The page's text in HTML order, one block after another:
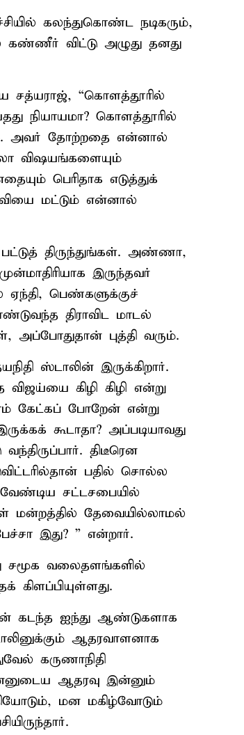
கலந்துகொண்ட நடிகரும்,
கண்ணீர் விட்டு அழுது தனது
சத்யராஜ், “கொளத்தூரில்
நியாயமா? கொளத்தூரில்
அவர் தோற்றதை என்னால்
விஷயங்களையும்
பெரிதாக எடுத்துக்
மட்டும் என்னால்
திருந்துங்கள். அண்ணா,
இருந்தவர்
பெண்களுக்குச்
திராவிட மாடல்
அப்போதுதான் புத்தி வரும்.
ஸ்டாலின் இருக்கிறார்.
கிழி கிழி என்று
கேட்கப் போறேன் என்று
கூடாதா? அப்படியாவது
திடீரென
பதில் சொல்ல
சட்டசபையில்
மன்றத்தில் தேவையில்லாமல்
இது? ” என்றார்.
சமூக வலைதளங்களில்
கிளப்பியுள்ளது.
கடந்த ஐந்து ஆண்டுகளாக
ஆதரவாளனாக
கருணாநிதி
ஆதரவு இன்னும்
மன மகிழ்வோடும்